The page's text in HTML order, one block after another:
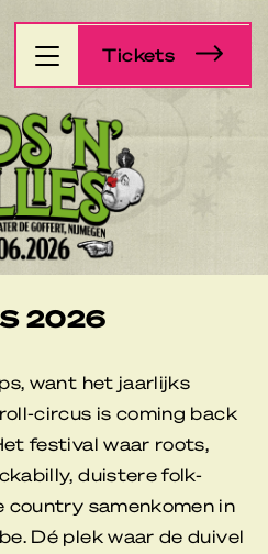
Tickets
2026
want het jaarlijks
circus is coming back
festival waar roots,
duistere folk-
country samenkomen in
Dé plek waar de duivel